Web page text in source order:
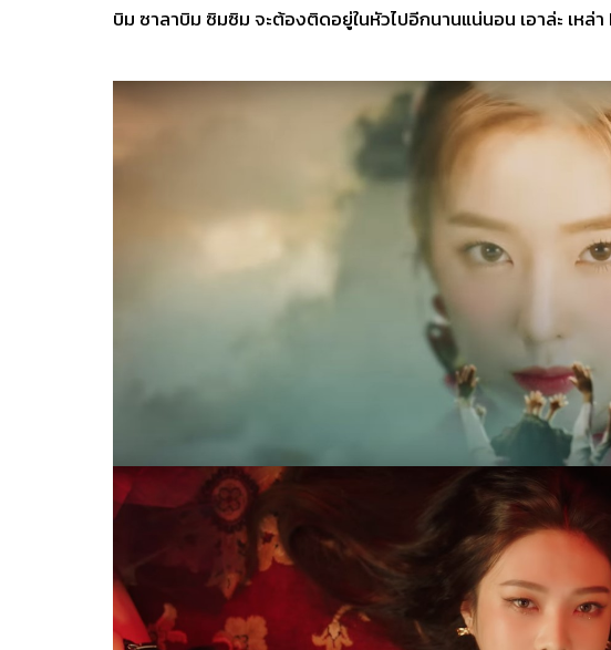
บิม ซาลาบิม ซิมซิม จะต้องติดอยู่ในหัวไปอีกนานแน่นอน เอาล่ะ เหล่า